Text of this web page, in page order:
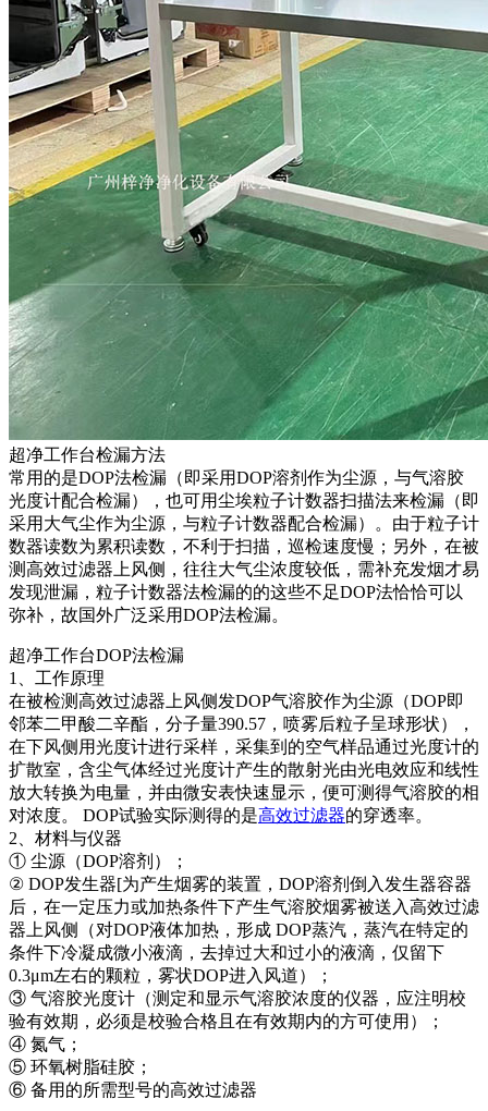
超净工作台检漏方法
常用的是DOP法检漏（即采用DOP溶剂作为尘源，与气溶胶
光度计配合检漏），也可用尘埃粒子计数器扫描法来检漏（即
采用大气尘作为尘源，与粒子计数器配合检漏）。由于粒子计
数器读数为累积读数，不利于扫描，巡检速度慢；另外，在被
测高效过滤器上风侧，往往大气尘浓度较低，需补充发烟才易
发现泄漏，粒子计数器法检漏的的这些不足DOP法恰恰可以
弥补，故国外广泛采用DOP法检漏。
超净工作台DOP法检漏
1、工作原理
在被检测高效过滤器上风侧发DOP气溶胶作为尘源（DOP即
邻苯二甲酸二辛酯，分子量390.57，喷雾后粒子呈球形状），
在下风侧用光度计进行采样，采集到的空气样品通过光度计的
扩散室，含尘气体经过光度计产生的散射光由光电效应和线性
放大转换为电量，并由微安表快速显示，便可测得气溶胶的相
对浓度。 DOP试验实际测得的是高效过滤器的穿透率。
2、材料与仪器
① 尘源（DOP溶剂）；
② DOP发生器[为产生烟雾的装置，DOP溶剂倒入发生器容器
后，在一定压力或加热条件下产生气溶胶烟雾被送入高效过滤
器上风侧（对DOP液体加热，形成 DOP蒸汽，蒸汽在特定的
条件下冷凝成微小液滴，去掉过大和过小的液滴，仅留下
0.3μm左右的颗粒，雾状DOP进入风道）；
③ 气溶胶光度计（测定和显示气溶胶浓度的仪器，应注明校
验有效期，必须是校验合格且在有效期内的方可使用）；
④ 氮气；
⑤ 环氧树脂硅胶；
⑥ 备用的所需型号的高效过滤器